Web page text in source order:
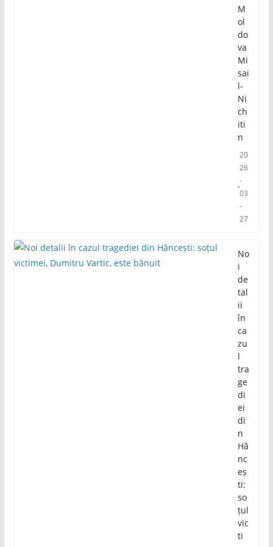
M
ol
do
va
Mi
sai
l-
Ni
ch
iti
n
20
26
-
03
-
27
No
i
de
tal
ii
în
ca
zu
l
tra
ge
di
ei
di
n
Hâ
nc
eș
ti:
so
țul
vic
ti